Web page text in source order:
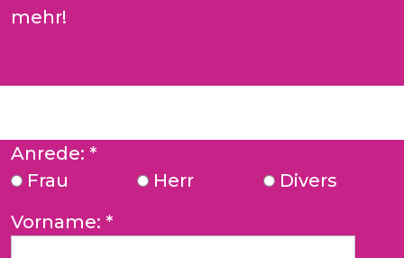
mehr!
Anrede: *
Frau
Herr
Divers
Vorname: *